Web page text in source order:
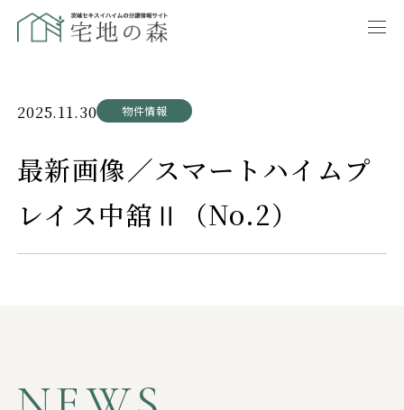
2025.11.30 物件情報
最新画像／スマートハイムプ
レイス中舘Ⅱ（No.2）